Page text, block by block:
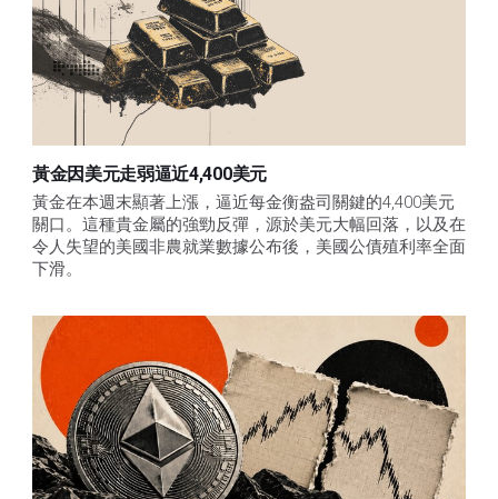
黃金因美元走弱逼近4,400美元
黃金在本週末顯著上漲，逼近每金衡盎司關鍵的4,400美元
關口。這種貴金屬的強勁反彈，源於美元大幅回落，以及在
令人失望的美國非農就業數據公布後，美國公債殖利率全面
下滑。